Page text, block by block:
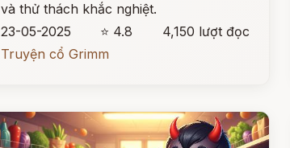
và thử thách khắc nghiệt.
23-05-2025
⭐ 4.8
4,150 lượt đọc
Truyện cổ Grimm